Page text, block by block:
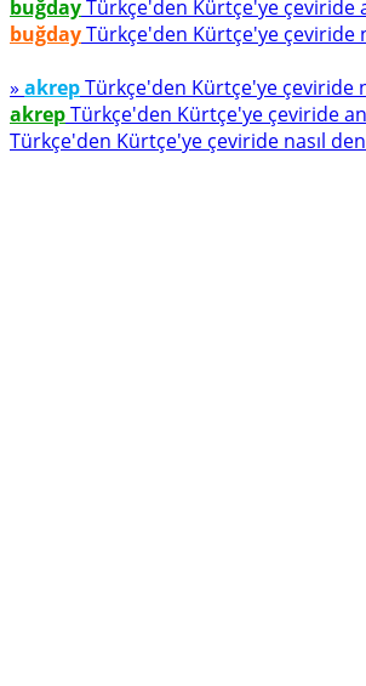
buğdayTürkçe'den Kürtçe'ye çeviride
buğdayTürkçe'den Kürtçe'ye çeviride
» akrepTürkçe'den Kürtçe'ye çeviride
akrepTürkçe'den Kürtçe'ye çeviride
Türkçe'den Kürtçe'ye çeviride nasıl